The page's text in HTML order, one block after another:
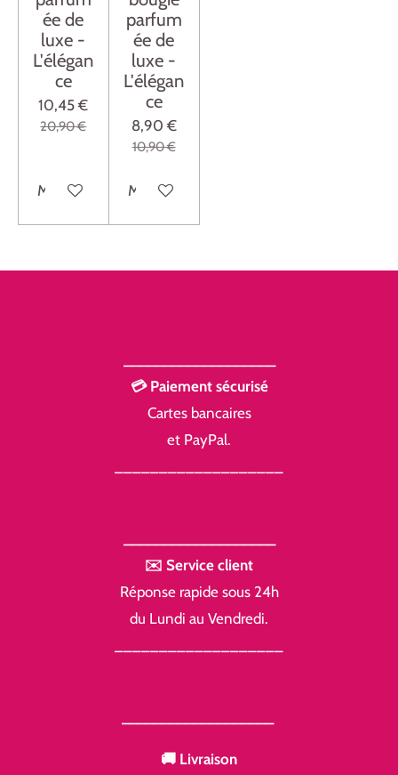
ée de
luxe -
L'élégan
ce
10,45 €
20,90 €
M'avertir si disponible
parfum
ée de
luxe -
L'élégan
ce
8,90 €
10,90 €
M'avertir si disponible
💳 Paiement sécurisé
Cartes bancaires
et PayPal.
✉️ Service client
Réponse rapide sous 24h
du Lundi au Vendredi.
🚚 Livraison